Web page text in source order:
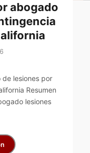
abogado
de lesiones por
Resumen
lesiones